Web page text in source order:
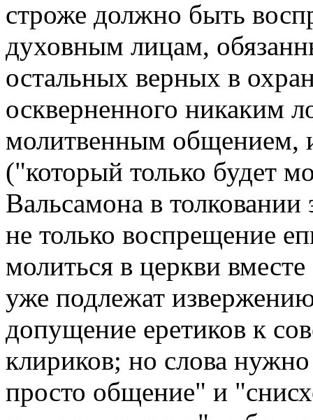
строже должно быть
духовным лицам,
остальных верных в
оскверненного никаким
молитвенным общением,
("который только будет
Вальсамона в
не только воспрещение
молиться в церкви
уже подлежат
допущение еретиков к
клириков; но слова
просто общение" и